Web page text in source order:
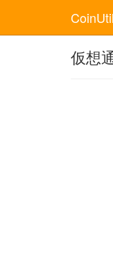
CoinUtil
仮想